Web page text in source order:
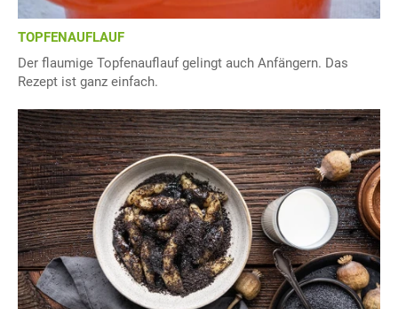
TOPFENAUFLAUF
Der flaumige Topfenauflauf gelingt auch Anfängern. Das
Rezept ist ganz einfach.